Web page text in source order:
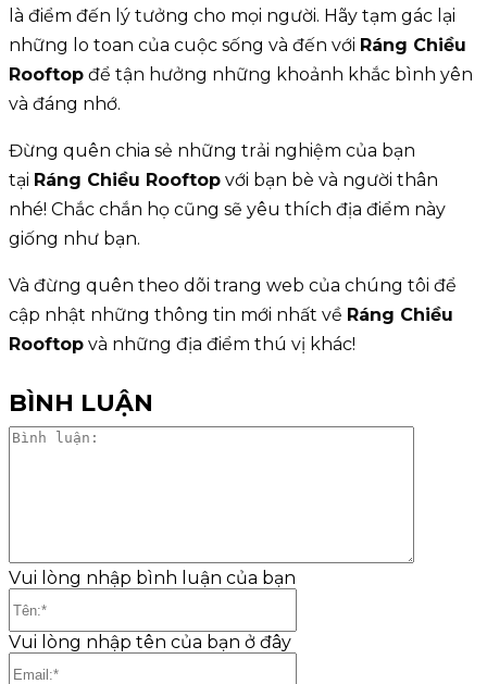
là điểm đến lý tưởng cho mọi người. Hãy tạm gác lại
những lo toan của cuộc sống và đến với Ráng Chiều
Rooftop để tận hưởng những khoảnh khắc bình yên
và đáng nhớ.
Đừng quên chia sẻ những trải nghiệm của bạn
tại Ráng Chiều Rooftop với bạn bè và người thân
nhé! Chắc chắn họ cũng sẽ yêu thích địa điểm này
giống như bạn.
Và đừng quên theo dõi trang web của chúng tôi để
cập nhật những thông tin mới nhất về Ráng Chiều
Rooftop và những địa điểm thú vị khác!
BÌNH LUẬN
Vui lòng nhập bình luận của bạn
Vui lòng nhập tên của bạn ở đây